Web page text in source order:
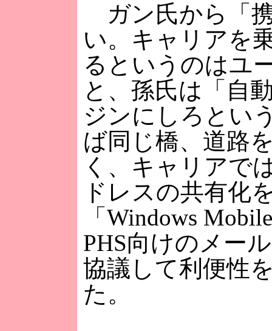
ガン氏から「
い。キャリアを
るというのはユ
と、孫氏は「自
ジンにしろとい
ば同じ橋、道路
く、キャリアで
ドレスの共有化
「Windows
PHS向けのメー
協議して利便性
た。